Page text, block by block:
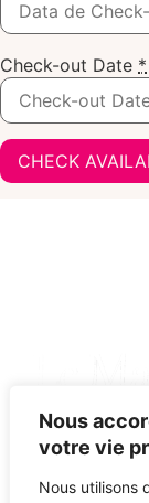
Nous
votre vie
Nous utilisons
Check-out Date *
Mas